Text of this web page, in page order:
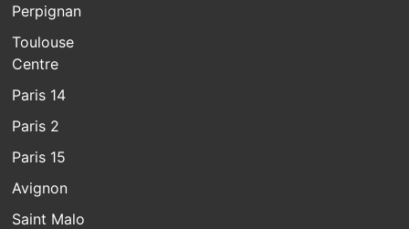
Perpignan
Toulouse
Centre
Paris 14
Paris 2
Paris 15
Avignon
Saint Malo